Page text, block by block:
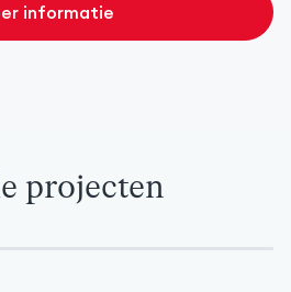
informatie
projecten